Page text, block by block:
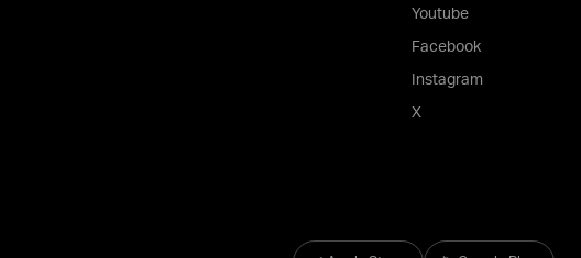
Youtube
Facebook
Instagram
X